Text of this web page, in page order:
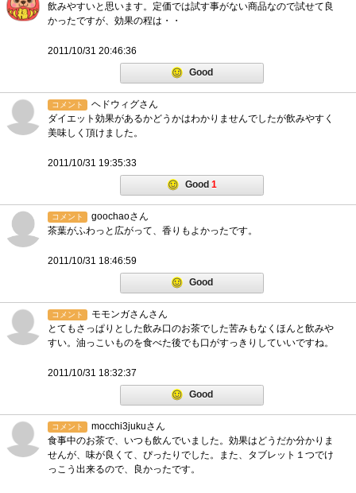
飲みやすいと思います。定価では試す事がない商品なので試せて良
かったですが、効果の程は・・
2011/10/31 20:46:36
Good
コメント
ヘドウィグさん
ダイエット効果があるかどうかはわかりませんでしたが飲みやすく
美味しく頂けました。
2011/10/31 19:35:33
Good 1
コメント
goochaoさん
茶葉がふわっと広がって、香りもよかったです。
2011/10/31 18:46:59
Good
コメント
モモンガさんさん
とてもさっぱりとした飲み口のお茶でした苦みもなくほんと飲みや
すい。油っこいものを食べた後でも口がすっきりしていいですね。
2011/10/31 18:32:37
Good
コメント
mocchi3jukuさん
食事中のお茶で、いつも飲んでいました。効果はどうだか分かりま
せんが、味が良くて、ぴったりでした。また、タブレット１つでけ
っこう出来るので、良かったです。